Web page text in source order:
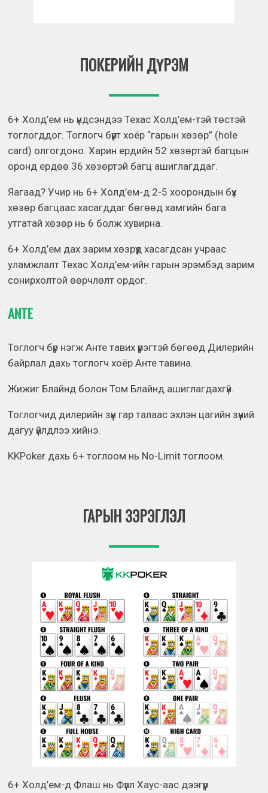
ПОКЕРИЙН ДҮРЭМ
6+ Холд’ем нь үндсэндээ Техас Холд’ем-тэй төстэй
тоглогддог. Тоглогч бүрт хоёр “гарын хөзөр” (hole
card) олгогдоно. Харин ердийн 52 хөзөртэй багцын
оронд ердөө 36 хөзөртэй багц ашиглагддаг.
Яагаад? Учир нь 6+ Холд’ем-д 2-5 хоорондын бүх
хөзөр багцаас хасагддаг бөгөөд хамгийн бага
утгатай хөзөр нь 6 болж хувирна.
6+ Холд’ем дах зарим хөзрүүд хасагдсан учраас
уламжлалт Техас Холд’ем-ийн гарын эрэмбэд зарим
сонирхолтой өөрчлөлт ордог.
ANTE
Тоглогч бүр нэгж Анте тавих үүрэгтэй бөгөөд Дилерийн
байрлал дахь тоглогч хоёр Анте тавина.
Жижиг Блайнд болон Том Блайнд ашиглагдахгүй.
Тоглогчид дилерийн зүүн гар талаас эхлэн цагийн зүүний
дагуу үйлдлээ хийнэ.
KKPoker дахь 6+ тоглоом нь No-Limit тоглоом.
ГАРЫН ЗЭРЭГЛЭЛ
6+ Холд’ем-д Флаш нь Фүлл Хаус-аас дээгүүр